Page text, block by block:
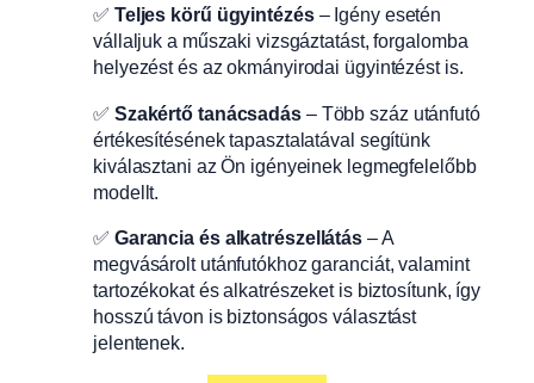
✅ Teljes körű ügyintézés– Igény esetén
vállaljuk a műszaki vizsgáztatást, forgalomba
helyezést és az okmányirodai ügyintézést is.
✅ Szakértő tanácsadás– Több száz utánfutó
értékesítésének tapasztalatával segítünk
kiválasztani az Ön igényeinek legmegfelelőbb
modellt.
✅ Garancia és alkatrészellátás – A
megvásárolt utánfutókhoz garanciát, valamint
tartozékokat és alkatrészeket is biztosítunk, így
hosszú távon is biztonságos választást
jelentenek.